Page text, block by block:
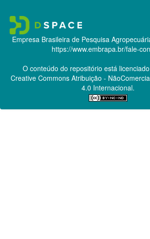
Empresa Brasileira de Pesquisa
https://www.embrapa.br/fale-
O conteúdo do repositório está
Creative CommonsAtribuição -
4.0 Internacional.